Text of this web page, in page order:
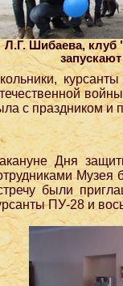
Л.Г. Шибаева, клуб
с праздником и
Дня
были
ПУ-28 и